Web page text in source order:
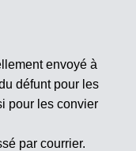
envoyé à
défunt pour les
pour les convier
par courrier.